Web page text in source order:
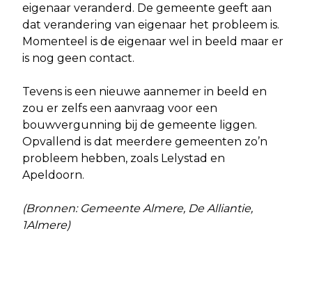
eigenaar veranderd. De gemeente geeft aan
dat verandering van eigenaar het probleem is.
Momenteel is de eigenaar wel in beeld maar er
is nog geen contact.
Tevens is een nieuwe aannemer in beeld en
zou er zelfs een aanvraag voor een
bouwvergunning bij de gemeente liggen.
Opvallend is dat meerdere gemeenten zo’n
probleem hebben, zoals Lelystad en
Apeldoorn.
(Bronnen: Gemeente Almere, De Alliantie,
1Almere)